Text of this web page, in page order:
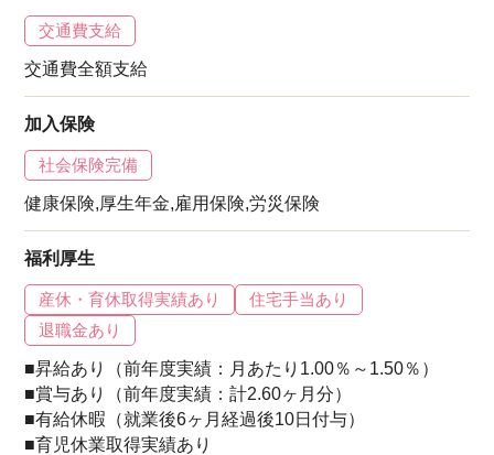
交通費支給
交通費全額支給
加入保険
社会保険完備
健康保険,厚生年金,雇用保険,労災保険
福利厚生
産休・育休取得実績あり
住宅手当あり
退職金あり
■昇給あり（前年度実績：月あたり1.00％～1.50％）
■賞与あり（前年度実績：計2.60ヶ月分）
■有給休暇（就業後6ヶ月経過後10日付与）
■育児休業取得実績あり